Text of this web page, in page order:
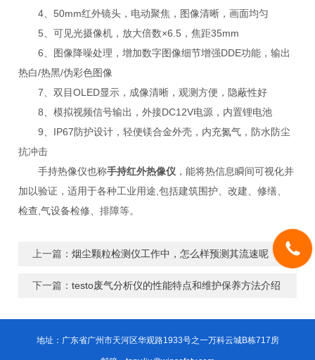
4、50mm红外镜头，电动聚焦，图像清晰，画面均匀
5、可见光摄像机，放大倍数×6.5，焦距35mm
6、图像降噪处理，增加数字图像细节增强DDE功能，输出
热白/热黑/伪彩色图像
7、双目OLED显示，成像清晰，观测方便，隐蔽性好
8、模拟视频信号输出，外接DC12V电源，内置锂电池
9、IP67防护设计，轻便镁合金外壳，内充氮气，防水防尘
抗冲击
手持热像仪也称手持红外热像仪 ，能将热信息瞬间可视化并
加以验证，适用于各种工业用途,包括建筑围护、改建、修缮、
检查,气设备检修、排障等。
上一篇：烟尘颗粒检测仪工作中，怎么样预测其流速呢
下一篇：testo废气分析仪的性能特点和维护保养方法介绍
地址：广东省广州市天河区华观路1933号之一万科云城B栋717房